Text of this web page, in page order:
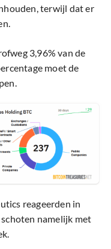
terwijl dat er
3,96% van de
moet de
reageerden in
namelijk met